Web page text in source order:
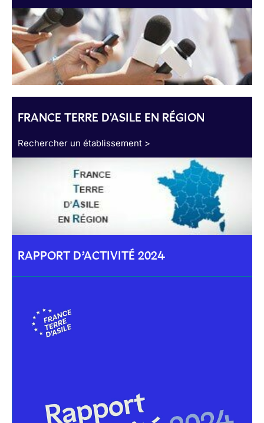
FRANCE TERRE D'ASILE EN RÉGION
Rechercher un établissement >
RAPPORT D’ACTIVITÉ 2024